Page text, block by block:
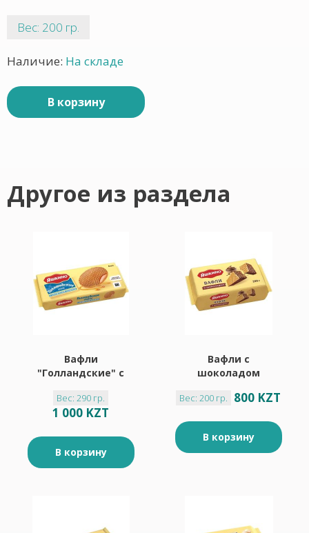
Вес: 200 гр.
Наличие: На складе
В корзину
Другое из раздела
Вафли
"Голландские" с
начинкой "Яшкино"
290гр
Вес: 290 гр.
1 000 KZT
В корзину
Вафли с
шоколадом
Вес: 200 гр. 800 KZT
В корзину